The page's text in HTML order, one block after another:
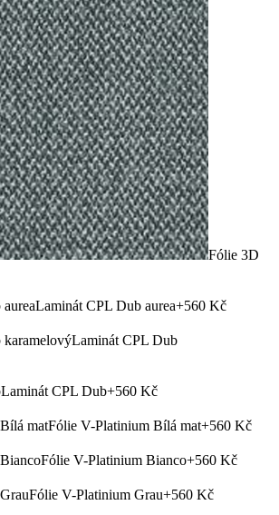
Fólie 3D
Laminát CPL Dub aurea+560 Kč
Laminát CPL Dub
Laminát CPL Dub+560 Kč
Fólie V-Platinium Bílá mat+560 Kč
Fólie V-Platinium Bianco+560 Kč
Fólie V-Platinium Grau+560 Kč